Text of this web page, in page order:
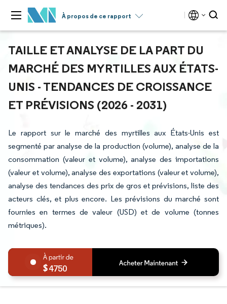
À propos de ce rapport
TAILLE ET ANALYSE DE LA PART DU
MARCHÉ DES MYRTILLES AUX ÉTATS-
UNIS - TENDANCES DE CROISSANCE
ET PRÉVISIONS (2026 - 2031)
Le rapport sur le marché des myrtilles aux États-Unis est
segmenté par analyse de la production (volume), analyse de la
consommation (valeur et volume), analyse des importations
(valeur et volume), analyse des exportations (valeur et volume),
analyse des tendances des prix de gros et prévisions, liste des
acteurs clés, et plus encore. Les prévisions du marché sont
fournies en termes de valeur (USD) et de volume (tonnes
métriques).
4750